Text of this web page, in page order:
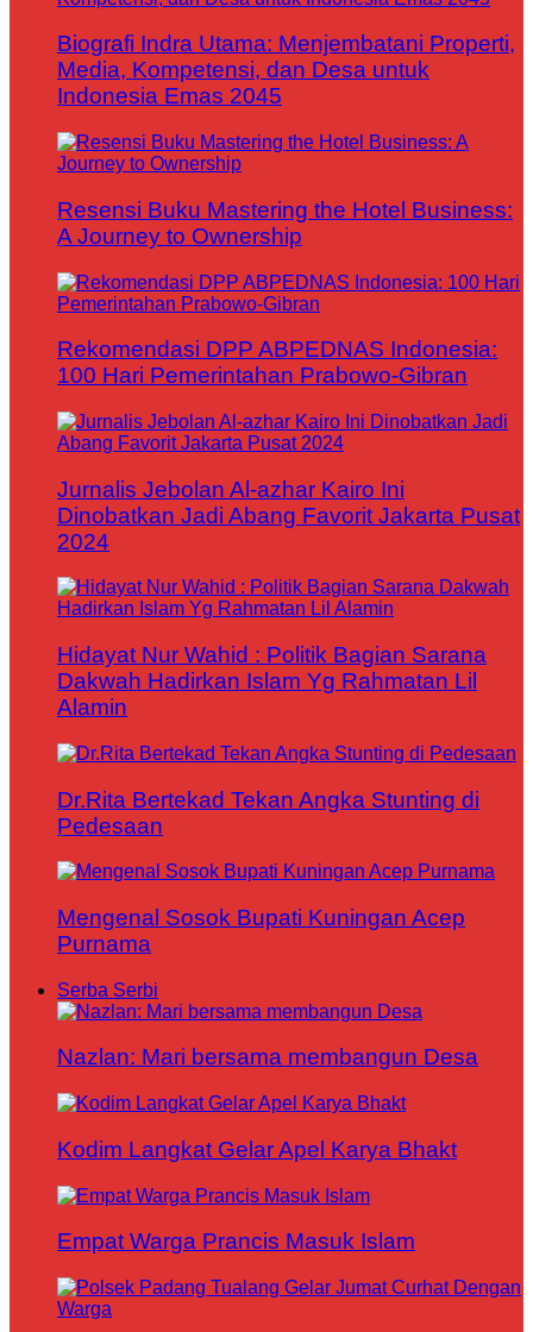
Biografi Indra Utama: Menjembatani Properti,
Media, Kompetensi, dan Desa untuk
Indonesia Emas 2045
Resensi Buku Mastering the Hotel Business:
A Journey to Ownership
Rekomendasi DPP ABPEDNAS Indonesia:
100 Hari Pemerintahan Prabowo-Gibran
Jurnalis Jebolan Al-azhar Kairo Ini
Dinobatkan Jadi Abang Favorit Jakarta Pusat
2024
Hidayat Nur Wahid : Politik Bagian Sarana
Dakwah Hadirkan Islam Yg Rahmatan Lil
Alamin
Dr.Rita Bertekad Tekan Angka Stunting di
Pedesaan
Mengenal Sosok Bupati Kuningan Acep
Purnama
Serba Serbi
Nazlan: Mari bersama membangun Desa
Kodim Langkat Gelar Apel Karya Bhakt
Empat Warga Prancis Masuk Islam